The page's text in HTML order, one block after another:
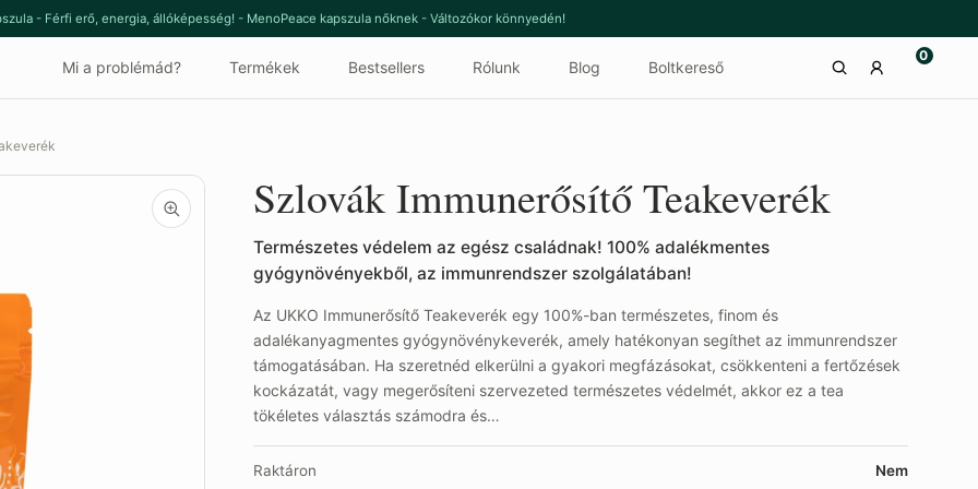
- Férfi erő, energia, állóképesség! - MenoPeace kapszula nőknek - Változókor könnyedén!
Mi a problémád? Termékek Bestsellers Rólunk Blog Boltkereső
0
Szlovák Immunerősítő Teakeverék
Természetes védelem az egész családnak! 100% adalékmentes
gyógynövényekből, az immunrendszer szolgálatában!
Az UKKO Immunerősítő Teakeverék egy 100%-ban természetes, finom és
adalékanyagmentes gyógynövénykeverék, amely hatékonyan segíthet az immunrendszer
támogatásában. Ha szeretnéd elkerülni a gyakori megfázásokat, csökkenteni a fertőzések
kockázatát, vagy megerősíteni szervezeted természetes védelmét, akkor ez a tea
tökéletes választás számodra és…
Raktáron Nem